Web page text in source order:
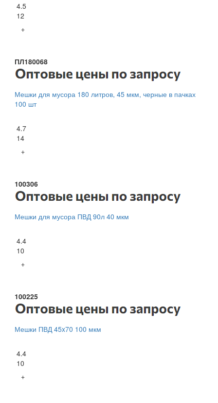
4.5
12
+
ПЛ180068
Мешки для мусора 180 литров, 45 мкм, черные в пачках
100 шт
4.7
14
+
100306
Мешки для мусора ПВД 90л 40 мкм
4.4
10
+
100225
Мешки ПВД 45x70 100 мкм
4.4
10
+